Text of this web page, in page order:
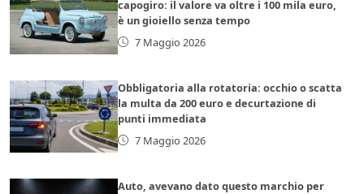
capogiro: il valore va oltre i 100 mila euro,
è un gioiello senza tempo
7 Maggio 2026
Obbligatoria alla rotatoria: occhio o scatta
la multa da 200 euro e decurtazione di
punti immediata
7 Maggio 2026
Auto, avevano dato questo marchio per